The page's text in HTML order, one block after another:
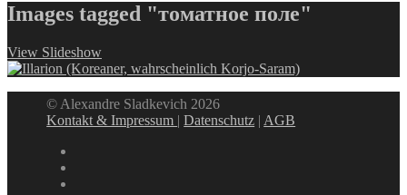
Images tagged "томатное поле"
View Slideshow
© Alexandre Sladkevich 2026
Kontakt & Impressum |Datenschutz | AGB